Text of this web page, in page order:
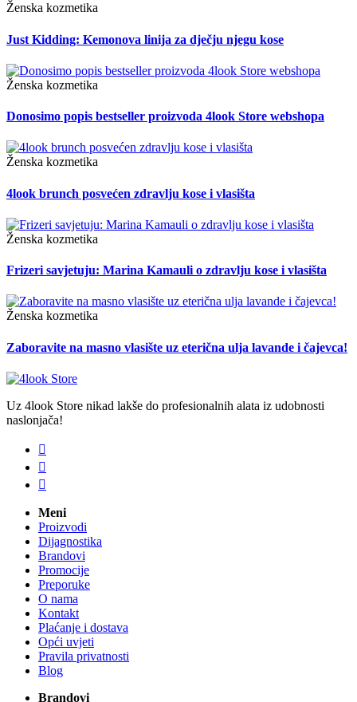
Ženska kozmetika
Just Kidding: Kemonova linija za dječju njegu kose
Ženska kozmetika
Donosimo popis bestseller proizvoda 4look Store webshopa
Ženska kozmetika
4look brunch posvećen zdravlju kose i vlasišta
Ženska kozmetika
Frizeri savjetuju: Marina Kamauli o zdravlju kose i vlasišta
Ženska kozmetika
Zaboravite na masno vlasište uz eterična ulja lavande i čajevca!
Uz 4look Store nikad lakše do profesionalnih alata iz udobnosti
naslonjača!



Meni
Proizvodi
Dijagnostika
Brandovi
Promocije
Preporuke
O nama
Kontakt
Plaćanje i dostava
Opći uvjeti
Pravila privatnosti
Blog
Brandovi